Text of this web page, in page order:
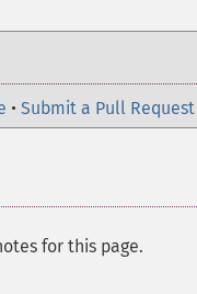
• Submit a Pull Request
for this page.